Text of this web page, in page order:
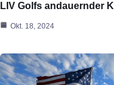
LIV Golfs andauernder
Okt. 18, 2024